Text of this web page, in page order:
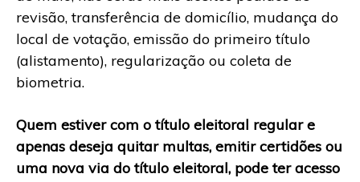
revisão, transferência de domicílio, mudança do
local de votação, emissão do primeiro título
(alistamento), regularização ou coleta de
biometria.
Quem estiver com o título eleitoral regular e
apenas deseja quitar multas, emitir certidões ou
uma nova via do título eleitoral, pode ter acesso